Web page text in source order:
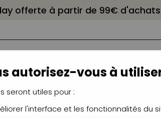
offerte à partir de 99€
CHÂSSIS
autorisez-vous à
seront utiles pour :
l'interface et les fonctionnalités du